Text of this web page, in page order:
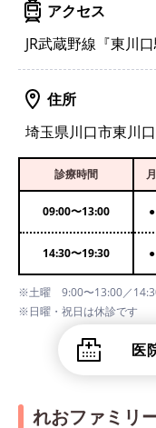
アクセス
JR武蔵野線『東川
住所
埼玉県川口市東川
診療時間 月
09:00〜13:00 ●
14:30〜19:30 ●
※土曜 9:00〜13:00／
※日曜・祝日は休診です
医
れおファミリ